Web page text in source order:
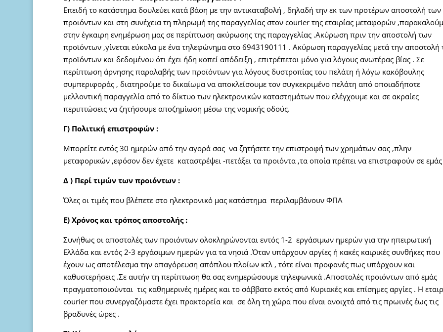
Επειδή το κατάστημα δουλεύει κατά βάση με την αντικαταβολή , δηλαδή την εκ των προτέρων αποστολή των
προιόντων και στη συνέχεια τη πληρωμή της παραγγελίας στον courier της εταιρίας μεταφορών
στην έγκαιρη ενημέρωση μας σε περίπτωση ακύρωσης της παραγγελίας .Ακύρωση πριν την αποστολή των
προϊόντων ,γίνεται εύκολα με ένα τηλεφώνημα στο 6943190111 . Ακύρωση παραγγελίας μετά την αποστολή
προϊόντων και δεδομένου ότι έχει ήδη κοπεί απόδειξη , επιτρέπεται μόνο για λόγους ανωτέρας βίας . Σε
περίπτωση άρνησης παραλαβής των προϊόντων για λόγους δυστροπίας του πελάτη ή λόγω κακόβουλης
συμπεριφοράς , διατηρούμε το δικαίωμα να αποκλείσουμε τον συγκεκριμένο πελάτη από οποιαδήποτε
μελλοντική παραγγελία από το δίκτυο των ηλεκτρονικών καταστημάτων που ελέγχουμε και σε ακραίες
περιπτώσεις να ζητήσουμε αποζημίωση μέσω της νομικής οδούς.
Γ) Πολιτική επιστροφών :
Μπορείτε εντός 30 ημερών από την αγορά σας να ζητήσετε την επιστροφή των χρημάτων σας ,πλην
μεταφορικών ,εφόσον δεν έχετε καταστρέψει -πετάξει τα προιόντα ,τα οποία πρέπει να επιστραφούν σε
Δ ) Περί τιμών των προιόντων :
Όλες οι τιμές που βλέπετε στο ηλεκτρονικό μας κατάστημα περιλαμβάνουν ΦΠΑ
E) Χρόνος και τρόπος αποστολής :
Συνήθως οι αποστολές των προιόντων ολοκληρώνονται εντός 1-2 εργάσιμων ημερών για την ηπειρωτική
Ελλάδα και εντός 2-3 εργάσιμων ημερών για τα νησιά .Όταν υπάρχουν αργίες ή κακές καιρικές συνθήκες που
έχουν ως αποτέλεσμα την απαγόρευση απόπλου πλοίων κτλ , τότε είναι προφανές πως υπάρχουν και
καθυστερήσεις .Σε αυτήν τη περίπτωση θα σας ενημερώσουμε τηλεφωνικά .Αποστολές προιόντων από εμάς
πραγματοποιούνται τις καθημερινές ημέρες και το σάββατο εκτός από Κυριακές και επίσημες αργίες . Η
courier που συνεργαζόμαστε έχει πρακτορεία και σε όλη τη χώρα που είναι ανοιχτά από τις πρωινές έως τις
βραδυνές ώρες .